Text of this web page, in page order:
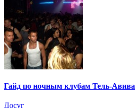
Гайд по ночным клубам Тель-Авива
Досуг